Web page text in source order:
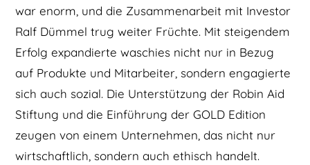
war enorm, und die Zusammenarbeit mit Investor
Ralf Dümmel trug weiter Früchte. Mit steigendem
Erfolg expandierte waschies nicht nur in Bezug
auf Produkte und Mitarbeiter, sondern engagierte
sich auch sozial. Die Unterstützung der Robin Aid
Stiftung und die Einführung der GOLD Edition
zeugen von einem Unternehmen, das nicht nur
wirtschaftlich, sondern auch ethisch handelt.